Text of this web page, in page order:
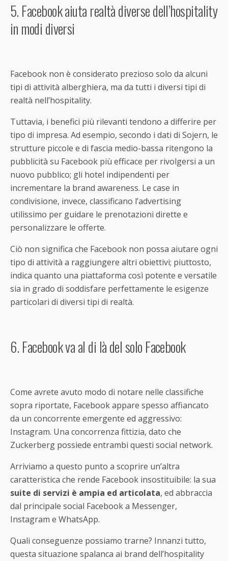
5. Facebook aiuta realtà diverse dell’hospitality
in modi diversi
Facebook non è considerato prezioso solo da alcuni
tipi di attività alberghiera, ma da tutti i diversi tipi di
realtà nell’hospitality.
Tuttavia, i benefici più rilevanti tendono a differire per
tipo di impresa. Ad esempio, secondo i dati di Sojern, le
strutture piccole e di fascia medio-bassa ritengono la
pubblicità su Facebook più efficace per rivolgersi a un
nuovo pubblico; gli hotel indipendenti per
incrementare la brand awareness. Le case in
condivisione, invece, classificano l’advertising
utilissimo per guidare le prenotazioni dirette e
personalizzare le offerte.
Ciò non significa che Facebook non possa aiutare ogni
tipo di attività a raggiungere altri obiettivi; piuttosto,
indica quanto una piattaforma così potente e versatile
sia in grado di soddisfare perfettamente le esigenze
particolari di diversi tipi di realtà.
6. Facebook va al di là del solo Facebook
Come avrete avuto modo di notare nelle classifiche
sopra riportate, Facebook appare spesso affiancato
da un concorrente emergente ed aggressivo:
Instagram. Una concorrenza fittizia, dato che
Zuckerberg possiede entrambi questi social network.
Arriviamo a questo punto a scoprire un’altra
caratteristica che rende Facebook insostituibile: la sua
suite di servizi è ampia ed articolata, ed abbraccia
dal principale social Facebook a Messenger,
Instagram e WhatsApp.
Quali conseguenze possiamo trarne? Innanzi tutto,
questa situazione spalanca ai brand dell’hospitality